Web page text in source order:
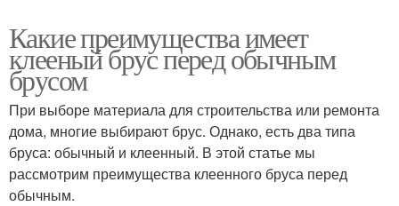
Какие преимущества имеет
клееный брус перед обычным
брусом
При выборе материала для строительства или ремонта
дома, многие выбирают брус. Однако, есть два типа
бруса: обычный и клеенный. В этой статье мы
рассмотрим преимущества клеенного бруса перед
обычным.